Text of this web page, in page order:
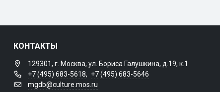
КОНТАКТЫ
129301, г. Москва, ул. Бориса Галушкина, д.19, к.1
+7 (495) 683-5618, +7 (495) 683-5646
mgdb@culture.mos.ru